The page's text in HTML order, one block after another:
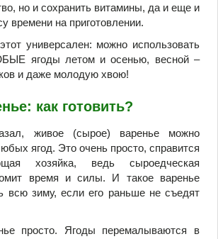
но и сохранить витамины, да и еще и
времени на приготовлении.
универсален: можно использовать
ягоды летом и осенью, весной –
и даже молодую хвою!
как готовить?
живое (сырое) варенье можно
ягод. Это очень просто, справится
хозяйка, ведь сыроедческая
время и силы. И такое варенье
всю зиму, если его раньше не съедят
просто. Ягоды перемалываются в